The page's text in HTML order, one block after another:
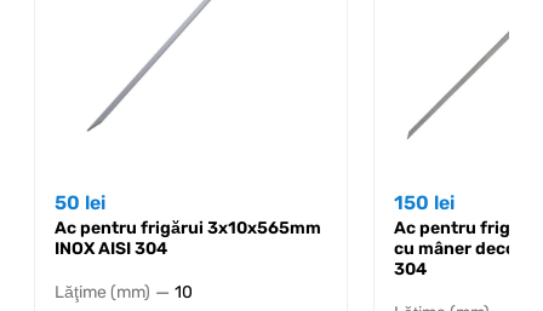
50 lei
Ac pentru frigărui 3x10x565mm
INOX AISI 304
Lăţime (mm) — 10
150 lei
Ac pentru
cu mâner
304